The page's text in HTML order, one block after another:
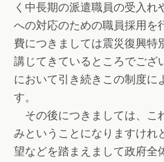
く中長期の派遣職員の受入れ
への対応のための職員採用を
費につきましては震災復興特
講じてきているところでござ
において引き続きこの制度に
す。
その後につきましては、こ
みということになりますけれ
望などを踏まえまして政府全